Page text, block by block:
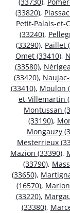
(33820),
Petit-Palais-et-
(33240),
(33290), Paillet
Omet (33410),
(33580),
(33420),
(33410), Moulon
et-Villemartin
Montussan
(33190),
Mongauzy
Mesterrieux
Mazion (33390),
(33790),
(33650),
(16570),
(33220),
(33380),